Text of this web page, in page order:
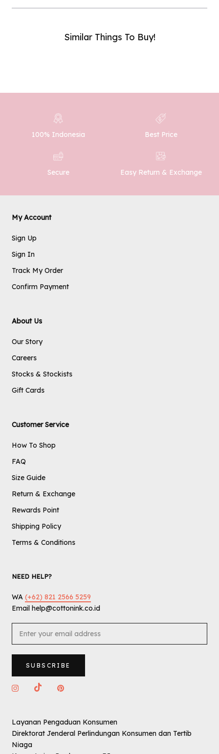
Similar Things To Buy!
100% Indonesia Best Price
Secure Easy Return & Exchange
My Account
Sign Up
Sign In
Track My Order
Confirm Payment
About Us
Our Story
Careers
Stocks & Stockists
Gift Cards
Customer Service
How To Shop
FAQ
Size Guide
Return & Exchange
Rewards Point
Shipping Policy
Terms & Conditions
NEED HELP?
WA (+62) 821 2566 5259
Email help@cottonink.co.id
SUBSCRIBE
Layanan Pengaduan Konsumen
Direktorat Jenderal Perlindungan Konsumen dan Tertib
Niaga
Name :